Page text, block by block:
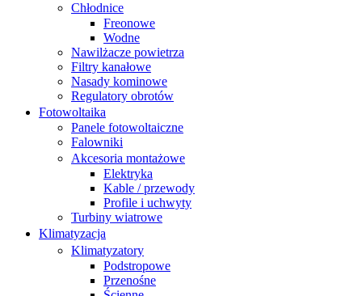
Chłodnice
Freonowe
Wodne
Nawilżacze powietrza
Filtry kanałowe
Nasady kominowe
Regulatory obrotów
Fotowoltaika
Panele fotowoltaiczne
Falowniki
Akcesoria montażowe
Elektryka
Kable / przewody
Profile i uchwyty
Turbiny wiatrowe
Klimatyzacja
Klimatyzatory
Podstropowe
Przenośne